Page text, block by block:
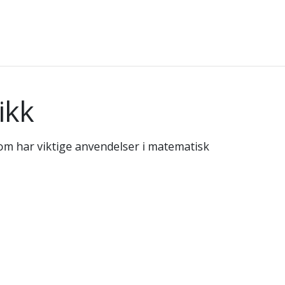
har viktige anvendelser i matematisk